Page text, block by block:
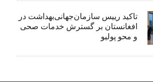
تاکید رییس سازمان‌جهانی‌بهداشت در
افغانستان بر گسترش خدمات صحی
و محو پولیو